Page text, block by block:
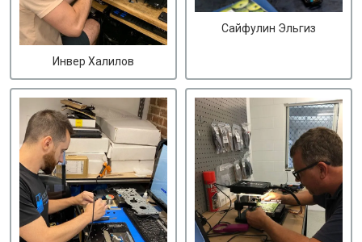
Инвер Халилов
Сайфулин Эльгиз